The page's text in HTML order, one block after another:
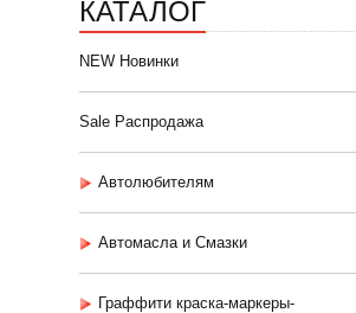
КАТАЛОГ
NEW Новинки
Sale Распродажа
Автолюбителям
Автомасла и Смазки
Граффити краска-маркеры-